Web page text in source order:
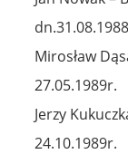
Mirosław
27.05.1989r.
Jerzy
24.10.1989r.